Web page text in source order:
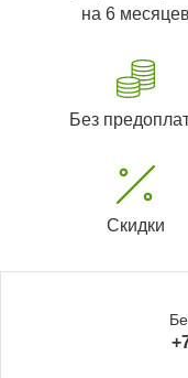
на 6 месяцев
Без
Скидки